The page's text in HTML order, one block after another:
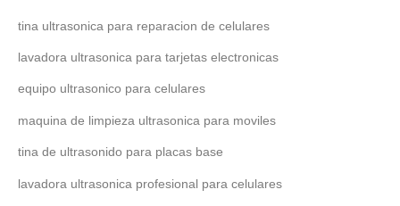
tina ultrasonica para reparacion de celulares
lavadora ultrasonica para tarjetas electronicas
equipo ultrasonico para celulares
maquina de limpieza ultrasonica para moviles
tina de ultrasonido para placas base
lavadora ultrasonica profesional para celulares